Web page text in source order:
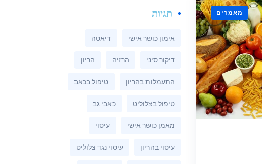
מאמרים תגיות
אימון כושר אישי דיאטה
דיקור סיני הרזיה הריון
התעמלות בהריון טיפול בכאב
טיפול בצלוליט כאבי גב
מאמן כושר אישי עיסוי
עיסוי בהריון עיסוי נגד צלוליט